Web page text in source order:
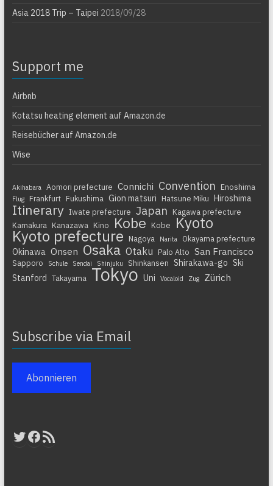
Asia 2018 Trip – Taipei 2018/09/28
Support me
Airbnb
Kotatsu heating element auf Amazon.de
Reisebücher auf Amazon.de
Wise
Akihabara Aomori prefecture Connichi Convention Enoshima
Flug Frankfurt Fukushima Gion matsuri Hatsune Miku Hiroshima
Itinerary Iwate prefecture Japan
Kagawa prefecture
Kamakura Kanazawa Kino Kobe Kobe Kyoto
Kyoto prefecture Nagoya Narita Okayama prefecture
Okinawa Onsen Osaka Otaku Palo Alto San Francisco
Sapporo Schule Sendai Shinjuku Shinkansen Shirakawa-go Ski
Stanford
Takayama Tokyo Uni Vocaloid Zug Zürich
Subscribe via Email
Abonnieren
Twitter
Facebook
RSS-Feed